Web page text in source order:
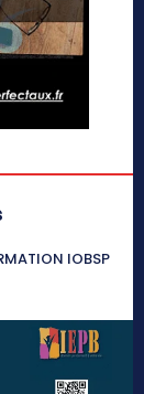
IOBSP